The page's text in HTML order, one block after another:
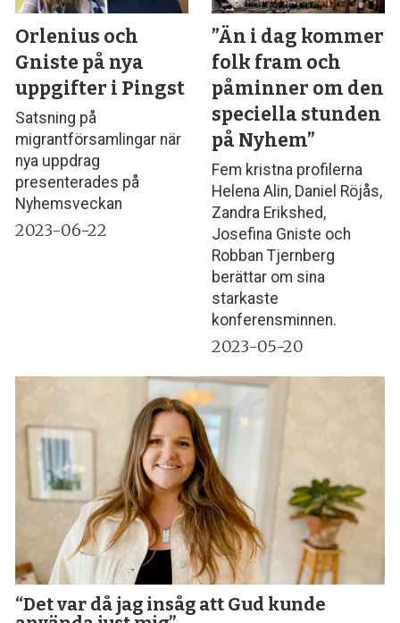
Orlenius och
Gniste på nya
uppgifter i Pingst
Satsning på
migrantförsamlingar när
nya uppdrag
presenterades på
Nyhemsveckan
2023-06-22
”Än i dag kommer
folk fram och
påminner om den
speciella stunden
på Nyhem”
Fem kristna profilerna
Helena Alin, Daniel Röjås,
Zandra Erikshed,
Josefina Gniste och
Robban Tjernberg
berättar om sina
starkaste
konferensminnen.
2023-05-20
“Det var då jag insåg att Gud kunde